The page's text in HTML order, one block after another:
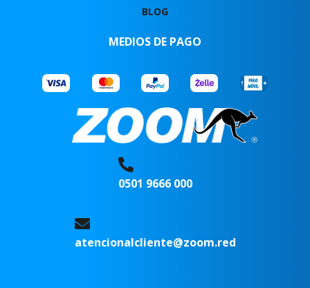
BLOG
MEDIOS DE PAGO
0501 9666 000
atencionalcliente@zoom.red